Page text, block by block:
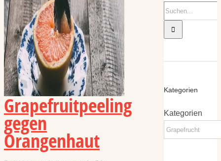
Grapefruitpeeling
gegen
Orangenhaut
Kategorien
Kategorien